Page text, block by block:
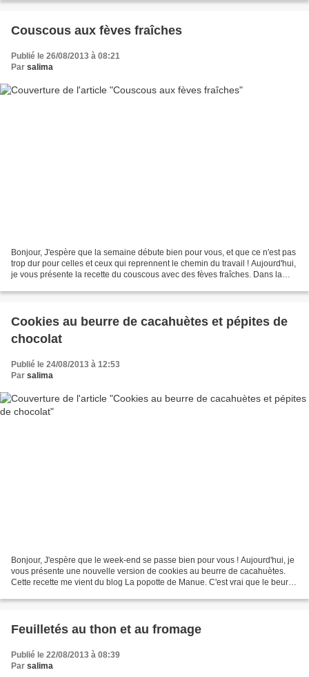
Couscous aux fèves fraîches
Publié le 26/08/2013 à 08:21
Par salima
Bonjour, J'espère que la semaine débute bien pour vous, et que ce n'est pas
trop dur pour celles et ceux qui reprennent le chemin du travail ! Aujourd'hui,
je vous présente la recette du couscous avec des fèves fraîches. Dans la
Cookies au beurre de cacahuètes et pépites de
chocolat
Publié le 24/08/2013 à 12:53
Par salima
Bonjour, J'espère que le week-end se passe bien pour vous ! Aujourd'hui, je
vous présente une nouvelle version de cookies au beurre de cacahuètes.
Cette recette me vient du blog La popotte de Manue. C'est vrai que le beurre
Feuilletés au thon et au fromage
Publié le 22/08/2013 à 08:39
Par salima